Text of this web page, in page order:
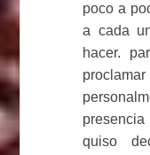
poco a
a cada
hacer.
quiso